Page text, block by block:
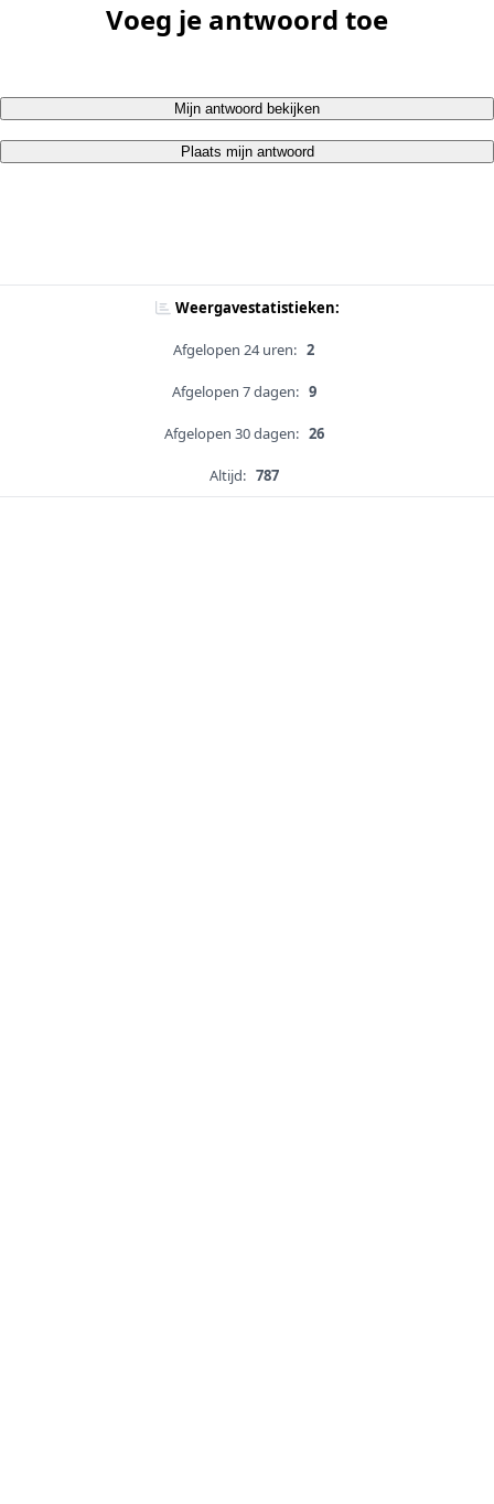
Voeg je antwoord toe
Mijn antwoord bekijken
Plaats mijn antwoord
Weergavestatistieken:
Afgelopen 24 uren: 2
Afgelopen 7 dagen: 9
Afgelopen 30 dagen: 26
Altijd: 787